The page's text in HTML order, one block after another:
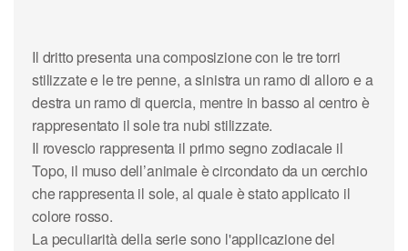
Il dritto presenta una composizione con le tre torri
stilizzate e le tre penne, a sinistra un ramo di alloro e a
destra un ramo di quercia, mentre in basso al centro è
rappresentato il sole tra nubi stilizzate.
Il rovescio rappresenta il primo segno zodiacale il
Topo, il muso dell’animale è circondato da un cerchio
che rappresenta il sole, al quale è stato applicato il
colore rosso.
La peculiarità della serie sono l'applicazione del